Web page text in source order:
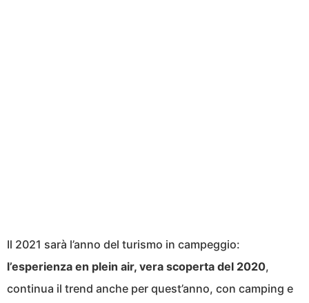
Il 2021 sarà l’anno del turismo in campeggio:
l’esperienza en plein air, vera scoperta del 2020,
continua il trend anche per quest’anno, con camping e